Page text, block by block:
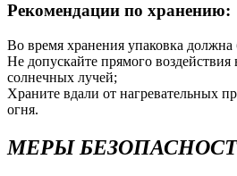
Рекомендации по хранению:
Во время хранения упаковка должна
Не допускайте прямого
солнечных лучей;
Храните вдали от нагревательных
огня.
МЕРЫ